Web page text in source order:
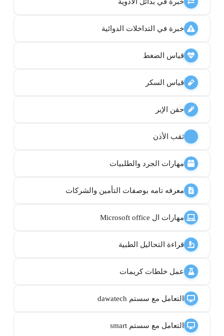
خبرة في بدائل الادوية
خبرة في التداخلات الدوائية
قياس الضغط
قياس السكر
حقن الإبر
ثقب الأذن
مهارات الجرد والطلبيات
معرفه تامه بوصفات التأمين والشركات
مهارات ال Microsoft office
قراءة التحاليل الطبية
عمل خلطات كريمات
التعامل مع سستم dawatech
التعامل مع سستم smart